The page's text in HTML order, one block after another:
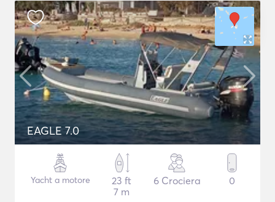
EAGLE 7.0
Yacht a motore
23 ft
7 m
6 Crociera 0